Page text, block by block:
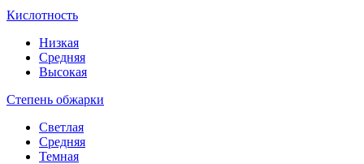
Кислотность
Низкая
Средняя
Высокая
Степень обжарки
Светлая
Средняя
Темная